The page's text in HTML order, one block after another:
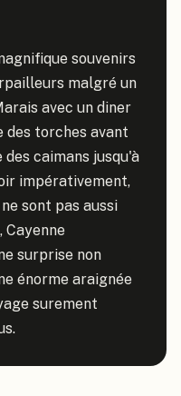
souvenirs
malgré un
avec un diner
des torches avant
caimans jusqu'à
impérativement,
sont pas aussi
Cayenne
surprise non
énorme araignée
surement